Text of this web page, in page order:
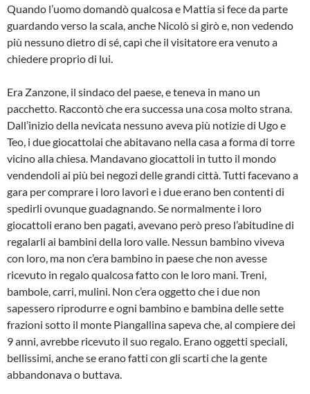
Quando l’uomo domandò qualcosa e Mattia si fece da parte
guardando verso la scala, anche Nicolò si girò e, non vedendo
più nessuno dietro di sé, capì che il visitatore era venuto a
chiedere proprio di lui.
Era Zanzone, il sindaco del paese, e teneva in mano un
pacchetto. Raccontò che era successa una cosa molto strana.
Dall’inizio della nevicata nessuno aveva più notizie di Ugo e
Teo, i due giocattolai che abitavano nella casa a forma di torre
vicino alla chiesa. Mandavano giocattoli in tutto il mondo
vendendoli ai più bei negozi delle grandi città. Tutti facevano a
gara per comprare i loro lavori e i due erano ben contenti di
spedirli ovunque guadagnando. Se normalmente i loro
giocattoli erano ben pagati, avevano però preso l’abitudine di
regalarli ai bambini della loro valle. Nessun bambino viveva
con loro, ma non c’era bambino in paese che non avesse
ricevuto in regalo qualcosa fatto con le loro mani. Treni,
bambole, carri, mulini. Non c’era oggetto che i due non
sapessero riprodurre e ogni bambino e bambina delle sette
frazioni sotto il monte Piangallina sapeva che, al compiere dei
9 anni, avrebbe ricevuto il suo regalo. Erano oggetti speciali,
bellissimi, anche se erano fatti con gli scarti che la gente
abbandonava o buttava.